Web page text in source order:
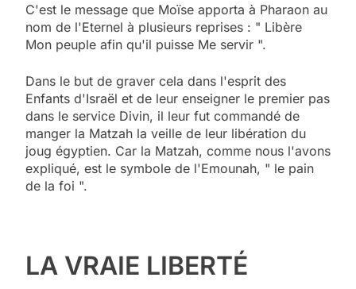
C'est le message que Moïse apporta à Pharaon au
nom de l'Eternel à plusieurs reprises : " Libère
Mon peuple afin qu'il puisse Me servir ".
Dans le but de graver cela dans l'esprit des
Enfants d'Israël et de leur enseigner le premier pas
dans le service Divin, il leur fut commandé de
manger la Matzah la veille de leur libération du
joug égyptien. Car la Matzah, comme nous l'avons
expliqué, est le symbole de l'Emounah, " le pain
de la foi ".
LA VRAIE LIBERTÉ